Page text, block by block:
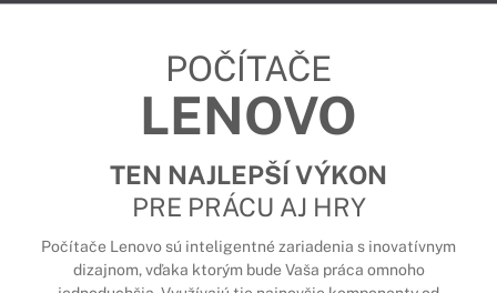
POČÍTAČE
LENOVO
TEN NAJLEPŠÍ VÝKON
PRE PRÁCU AJ HRY
Počítače Lenovo sú inteligentné zariadenia s inovatívnym
dizajnom, vďaka ktorým bude Vaša práca omnoho